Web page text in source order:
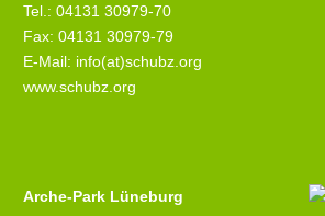
Tel.: 04131 30979-70
Fax: 04131 30979-79
E-Mail: info(at)schubz.org
www.schubz.org
Arche-Park Lüneburg